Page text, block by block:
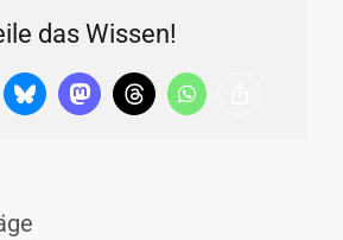
das Wissen!
BlueskyMastodonThreadsWhatsApp